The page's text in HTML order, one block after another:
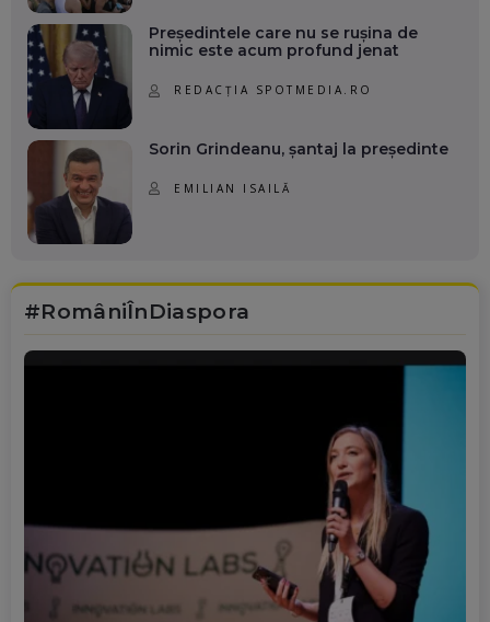
Președintele care nu se rușina de
nimic este acum profund jenat
REDACȚIA SPOTMEDIA.RO
Sorin Grindeanu, șantaj la președinte
EMILIAN ISAILĂ
#RomâniÎnDiaspora